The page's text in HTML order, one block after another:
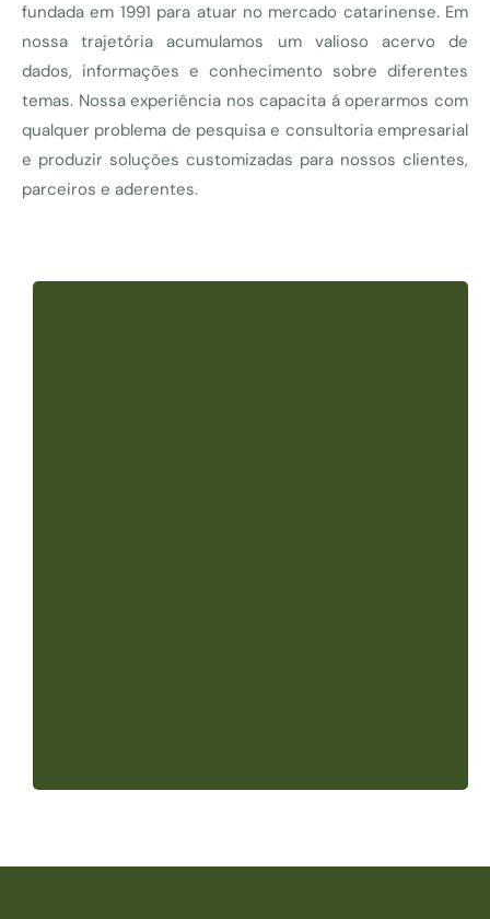
fundada em 1991 para atuar no mercado catarinense. Em
nossa trajetória acumulamos um valioso acervo de
dados, informações e conhecimento sobre diferentes
temas. Nossa experiência nos capacita á operarmos com
qualquer problema de pesquisa e consultoria empresarial
e produzir soluções customizadas para nossos clientes,
parceiros e aderentes.